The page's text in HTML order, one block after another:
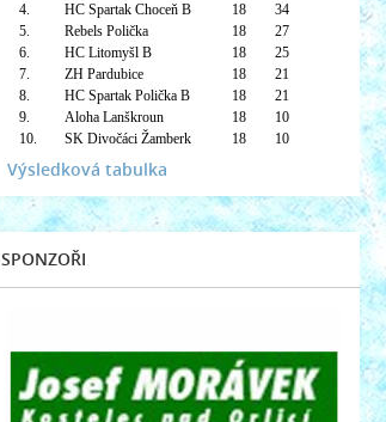
4.
HC Spartak Choceň B 18
34
5.
Rebels Polička 18
27
6.
HC Litomyšl B 18
25
7.
ZH Pardubice 18
21
8.
HC Spartak Polička B 18
21
9.
Aloha Lanškroun 18
10
10.
SK Divočáci Žamberk 18 10
Výsledková tabulka
SPONZOŘI